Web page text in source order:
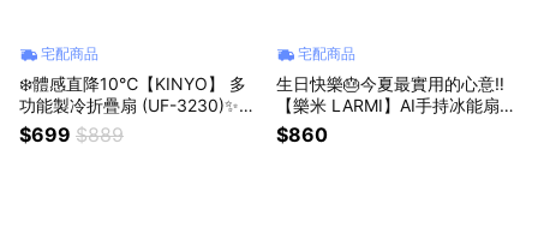
宅配商品
❄️體感直降10℃【KINYO】 多
功能製冷折疊扇 (UF-3230)✨一
鍵啟動瞬間冰感✨夏天必備 (SH
OPPING99)
$699 $889
宅配商品
生日快樂🎂今夏最實用的心意‼️
【樂米 LARMI】AI手持冰能扇-L
MF08MAX✨渦輪增壓強風 3秒
瞬間降溫✨超長續航力⚡會說話
$860